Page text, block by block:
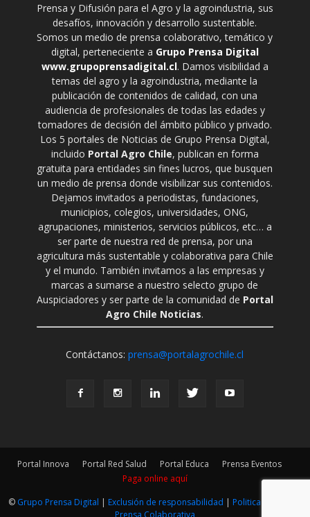
Prensa y Difusión para el Agro y la agroindustria, sus
desafíos, innovación y desarrollo sustentable.
Somos un medio de prensa colaborativo, temático y
digital, perteneciente a Grupo Prensa Digital
www.grupoprensadigital.cl. Damos visibilidad a
temas del agro y la agroindustria, mediante la
publicación de contenidos de calidad, con una
audiencia de profesionales de todas las edades y
tomadores de decisión del ámbito público y privado.
Los 5 portales de Noticias de Grupo Prensa Digital,
incluido Portal Agro Chile, publican en forma
gratuita para entidades sin fines lucros, que busquen
un medio de prensa donde visibilizar sus contenidos.
Dejamos invitados a periodistas, fundaciones,
municipios, colegios, universidades, ONG,
agrupaciones, ministerios, servicios públicos, etc… a
ser parte de nuestra red de prensa, por una
agricultura más sustentable y colaborativa para Chile
y el mundo. También invitamos a las empresas y
marcas a sumarse a nuestro selecto grupo de
Auspiciadores y ser parte de la comunidad de Portal
Agro Chile Noticias.
Contáctanos:prensa@portalagrochile.cl
Portal Innova Portal Red Salud Portal Educa
Prensa Eventos
Paga online aquí
© Grupo Prensa Digital | Exclusión de responsabilidad | Politica Editorial
Prensa Colaborativa